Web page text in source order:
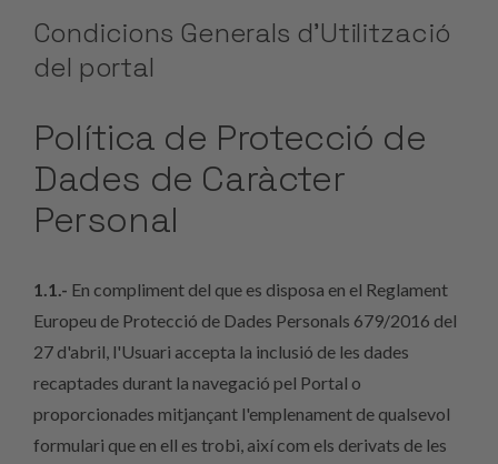
Condicions Generals d’Utilització
del portal
Política de Protecció de
Dades de Caràcter
Personal
1.1.- En compliment del que es disposa en el Reglament
Europeu de Protecció de Dades Personals 679/2016 del
27 d'abril, l'Usuari accepta la inclusió de les dades
recaptades durant la navegació pel Portal o
proporcionades mitjançant l'emplenament de qualsevol
formulari que en ell es trobi, així com els derivats de les